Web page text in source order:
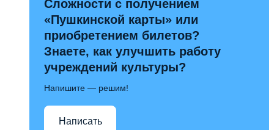
Сложности с получением
«Пушкинской карты» или
приобретением билетов?
Знаете, как улучшить работу
учреждений культуры?
Напишите — решим!
Написать